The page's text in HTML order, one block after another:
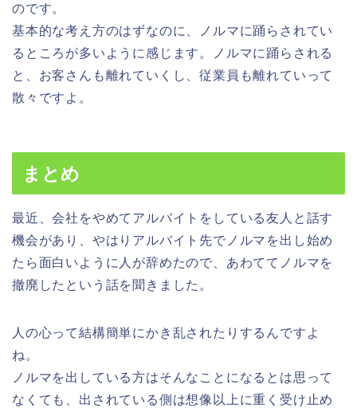
のです。
基本的な考え方のはずなのに、ノルマに踊らされてい
るところが多いように感じます。ノルマに踊らされる
と、お客さんも離れていくし、従業員も離れていって
散々ですよ。
まとめ
最近、会社をやめてアルバイトをしている友人と話す
機会があり、やはりアルバイト先でノルマを出し始め
たら面白いように人が辞めたので、あわててノルマを
撤廃したという話を聞きました。
人の心って結構簡単にかき乱されたりするんですよ
ね。
ノルマを出している方はそんなことになるとは思って
なくても、出されている側は想像以上に重く受け止め